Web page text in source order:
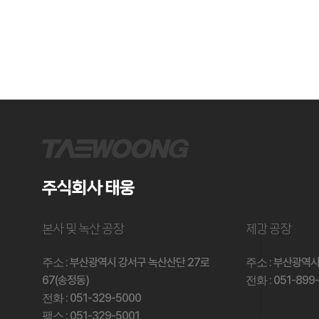
주식회사 태웅
본사 및 녹산 공장
주소 : 부산광역시 강서구 녹산산단 27로
67(송정동)
전화: 051-329-5000
팩스 : 051-329-5001
제강 공장
주소 : 부산광역
전화: 051-